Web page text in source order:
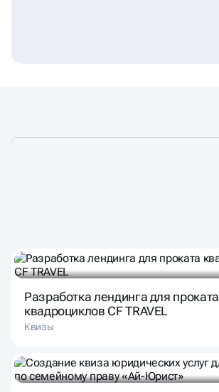
Разработка лендинга для проката
квадроциклов CF TRAVEL
Квизы